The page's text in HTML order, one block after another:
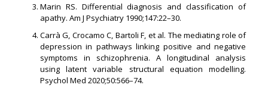
Marin RS. Differential diagnosis and classification of
apathy. Am J Psychiatry 1990;147:22–30.
Carrà G, Crocamo C, Bartoli F, et al. The mediating role of
depression in pathways linking positive and negative
symptoms in schizophrenia. A longitudinal analysis
using latent variable structural equation modelling.
Psychol Med 2020;50:566–74.